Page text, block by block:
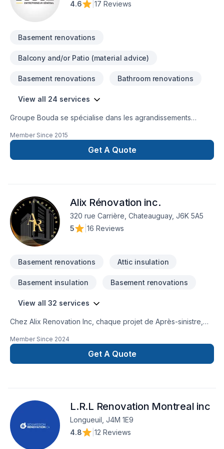
4.6 17 Reviews
Basement renovations
Balcony and/or Patio (material advice)
Basement renovations Bathroom renovations
View all 24 services
Groupe Bouda se spécialise dans les agrandissements
projets clé en main.Notre équipe prend en charge chaque
étape : conception, gestion, coordination et exécution des
travaux.Nous offrons un service structuré, professionnel et
Member Since 2015
Get A Quote
Alix Rénovation inc.
320 rue Carrière, Chateauguay, J6K 5A5
5
16 Reviews
Basement renovations Attic insulation
Basement insulation Basement renovations
View all 32 services
Chez Alix Renovation Inc, chaque projet de Après-sinistre,
commercial, Escalier et rampe, Gypse, Peinture, Pierres
naturelles, Plancher, Rénovation générale, Salle de bain,
Sous-sol, Tapis, Teinture de plancher est l'occasion de
des relations de confiance avec nos clients. Nous sommes
impatients de collaborer avec vous pour concrétiser votre
projet.
Member Since 2024
Get A Quote
L.R.L Renovation Montreal inc
Longueuil, J4M 1E9
4.8
12 Reviews